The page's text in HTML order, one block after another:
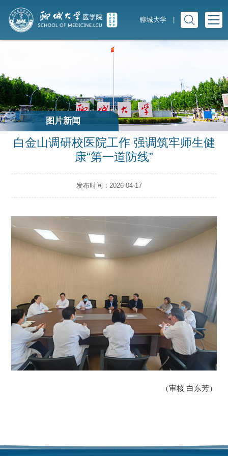
聊城大学
图片新闻
白金山调研校医院工作 强调筑牢师生健
康“第一道防线”
发布时间：2026-04-17
（审核 白东芳）